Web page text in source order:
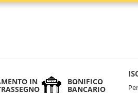
95 pz 227 pz 399 pz
IN BONIFICO
BANCARIO